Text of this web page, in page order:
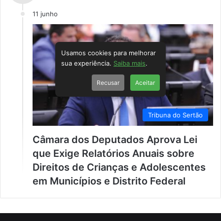
11 junho
Tribuna do Sertão
Câmara dos Deputados Aprova Lei
que Exige Relatórios Anuais sobre
Direitos de Crianças e Adolescentes
em Municípios e Distrito Federal
Usamos cookies para melhorar
sua experiência. Saiba mais.
Recusar Aceitar